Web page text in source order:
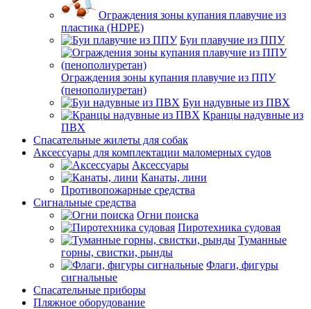
Ограждения зоны купания плавучие из
пластика (HDPE)
Буи плавучие из ППУ
Ограждения зоны купания плавучие из ППУ
(пенополиуретан)
Буи надувные из ПВХ
Кранцы надувные из
ПВХ
Спасательные жилеты для собак
Аксессуары для комплектации маломерных судов
Аксессуары
Канаты, лини
Противопожарные средства
Сигнальные средства
Огни поиска
Пиротехника судовая
Туманные
горны, свистки, рынды
Флаги, фигуры
сигнальные
Спасательные приборы
Пляжное оборудование